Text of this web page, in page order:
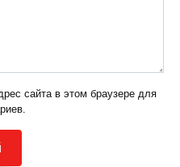
сайта в этом браузере для